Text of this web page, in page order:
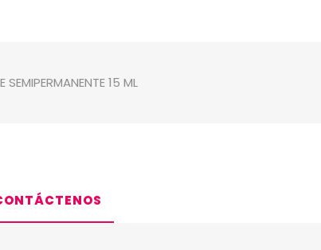
SEMIPERMANENTE 15 ML